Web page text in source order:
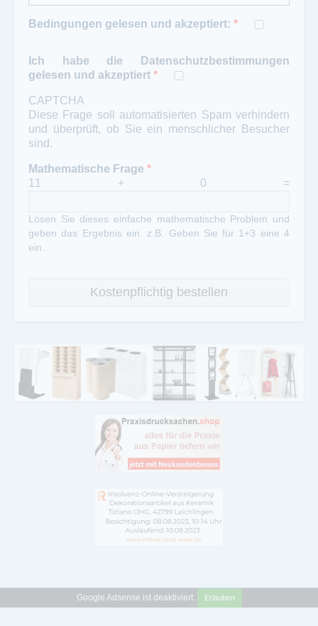
Bedingungen gelesen und akzeptiert: *
Ich habe die Datenschutzbestimmungen
gelesen und akzeptiert *
CAPTCHA
Diese Frage soll automatisierten Spam verhindern
und überprüft, ob Sie ein menschlicher Besucher
sind.
Mathematische Frage *
11 + 0 =
Lösen Sie dieses einfache mathematische Problem und
geben das Ergebnis ein. z.B. Geben Sie für 1+3 eine 4
ein.
Google Adsense ist deaktiviert. Erlauben